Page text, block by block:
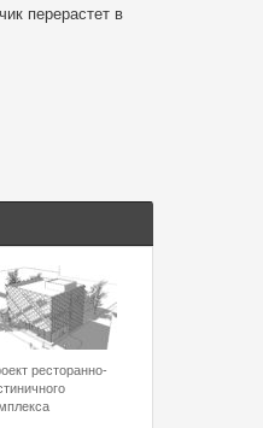
перерастет в
ресторанно-